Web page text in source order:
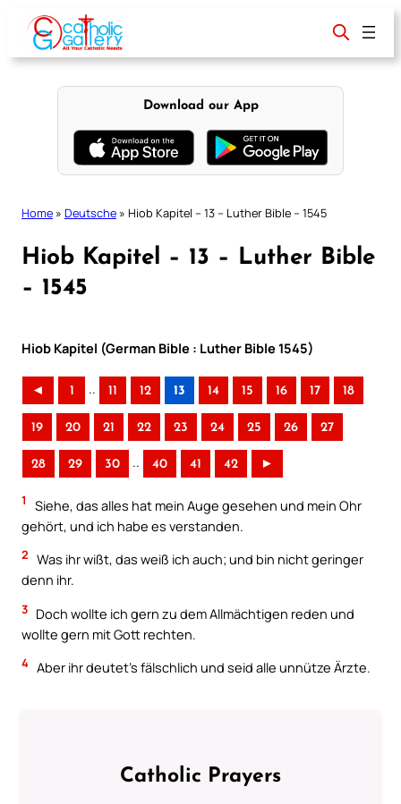
content
Download our App
Home » Deutsche » Hiob Kapitel – 13 – Luther Bible – 1545
Hiob Kapitel – 13 – Luther Bible
– 1545
Hiob Kapitel (German Bible : Luther Bible 1545)
◄ 1 .. 11 12 13 14 15 16 17 18
19 20 21 22 23 24 25 26 27
28 29 30 .. 40 41 42 ►
1
Siehe, das alles hat mein Auge gesehen und mein Ohr
gehört, und ich habe es verstanden.
2 Was ihr wißt, das weiß ich auch; und bin nicht geringer
denn ihr.
3 Doch wollte ich gern zu dem Allmächtigen reden und
wollte gern mit Gott rechten.
4 Aber ihr deutet’s fälschlich und seid alle unnütze Ärzte.
Catholic Prayers